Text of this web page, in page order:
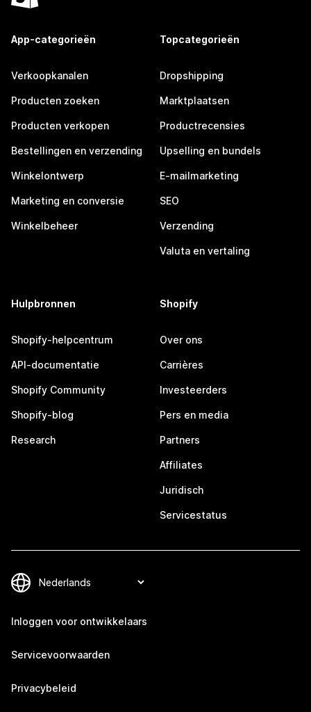
App-categorieën
Verkoopkanalen
Producten zoeken
Producten verkopen
Bestellingen en verzending
Winkelontwerp
Marketing en conversie
Winkelbeheer
Topcategorieën
Dropshipping
Marktplaatsen
Productrecensies
Upselling en bundels
E-mailmarketing
SEO
Verzending
Valuta en vertaling
Hulpbronnen
Shopify-helpcentrum
API-documentatie
Shopify Community
Shopify-blog
Research
Shopify
Over ons
Carrières
Investeerders
Pers en media
Partners
Affiliates
Juridisch
Servicestatus
Inloggen voor ontwikkelaars
Servicevoorwaarden
Privacybeleid